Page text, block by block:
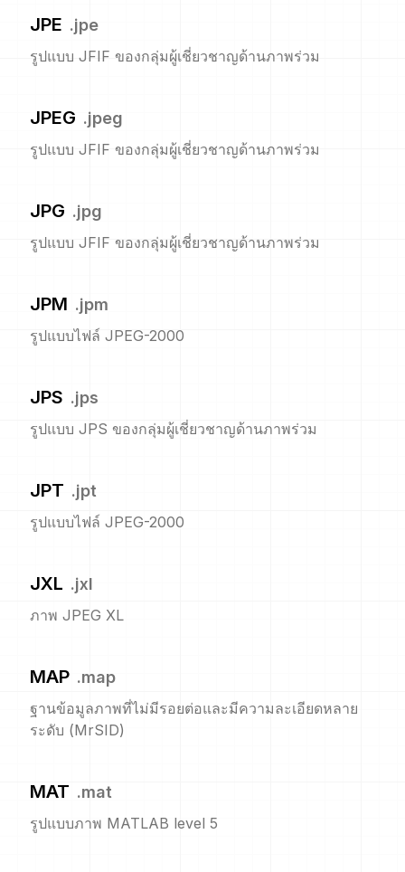
JPE .jpe
รูปแบบ JFIF ของกลุ่มผู้เชี่ยวชาญด้านภาพร่วม
JPEG .jpeg
รูปแบบ JFIF ของกลุ่มผู้เชี่ยวชาญด้านภาพร่วม
JPG .jpg
รูปแบบ JFIF ของกลุ่มผู้เชี่ยวชาญด้านภาพร่วม
JPM .jpm
รูปแบบไฟล์ JPEG-2000
JPS .jps
รูปแบบ JPS ของกลุ่มผู้เชี่ยวชาญด้านภาพร่วม
JPT .jpt
รูปแบบไฟล์ JPEG-2000
JXL .jxl
ภาพ JPEG XL
MAP .map
ฐานข้อมูลภาพที่ไม่มีรอยต่อและมีความละเอียดหลาย
ระดับ (MrSID)
MAT .mat
รูปแบบภาพ MATLAB level 5